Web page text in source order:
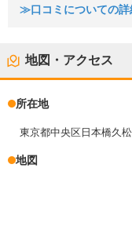
≫口コミについての詳
地図・アクセス
所在地
東京都中央区日本橋久
地図